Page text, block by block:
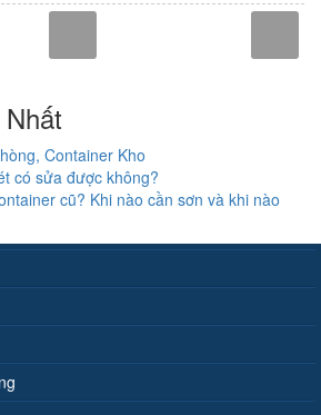
Container Kho
có sửa được không?
cũ? Khi nào cần sơn và khi nào